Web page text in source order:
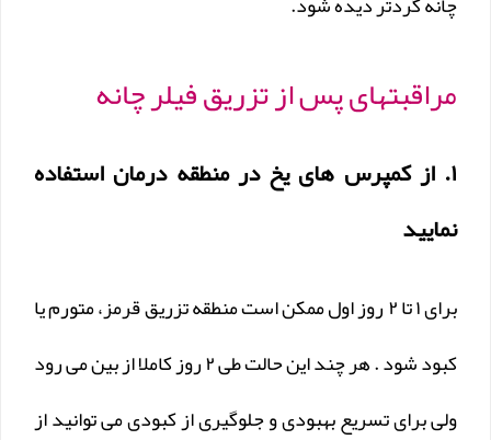
مراقبتهای پس از تزریق فیلر چانه
۱. از کمپرس های یخ در منطقه درمان استفاده
نمایید
برای ۱ تا ۲ روز اول ممکن است منطقه تزریق قرمز، متورم یا
کبود شود . هر چند این حالت طی ۲ روز کاملا از بین می رود
ولی برای تسریع بهبودی و جلوگیری از کبودی می توانید از